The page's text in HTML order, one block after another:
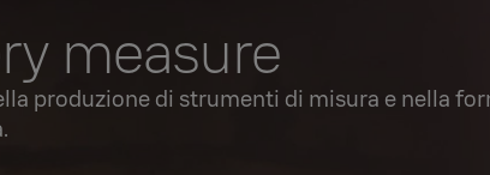
measure
produzione di strumenti di misura e nella